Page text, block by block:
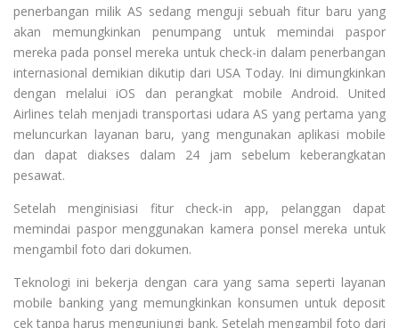
penerbangan milik AS sedang menguji sebuah fitur baru yang
akan memungkinkan penumpang untuk memindai paspor
mereka pada ponsel mereka untuk check-in dalam penerbangan
internasional demikian dikutip dari USA Today. Ini dimungkinkan
dengan melalui iOS dan perangkat mobile Android. United
Airlines telah menjadi transportasi udara AS yang pertama yang
meluncurkan layanan baru, yang mengunakan aplikasi mobile
dan dapat diakses dalam 24 jam sebelum keberangkatan
pesawat.
Setelah menginisiasi fitur check-in app, pelanggan dapat
memindai paspor menggunakan kamera ponsel mereka untuk
mengambil foto dari dokumen.
Teknologi ini bekerja dengan cara yang sama seperti layanan
mobile banking yang memungkinkan konsumen untuk deposit
cek tanpa harus mengunjungi bank. Setelah mengambil foto dari